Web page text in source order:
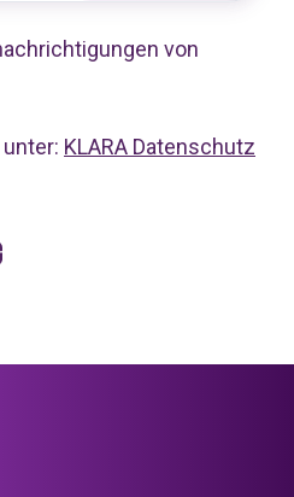
von
KLARA Datenschutz